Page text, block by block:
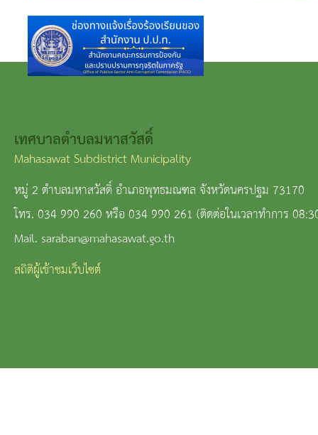
เทศบาลตำบลมหาสวัสดิ์
Mahasawat Subdistrict Municipality
หมู่ 2 ตำบลมหาสวัสดิ์ อำเภอพุทธมณฑล จังหวัดนครปฐม 73170
โทร. 034 990 260 หรือ 034 990 261 (ติดต่อในเวลาทำการ
Mail. saraban@mahasawat.go.th
สถิติผู้เข้าชมเว็บไซต์